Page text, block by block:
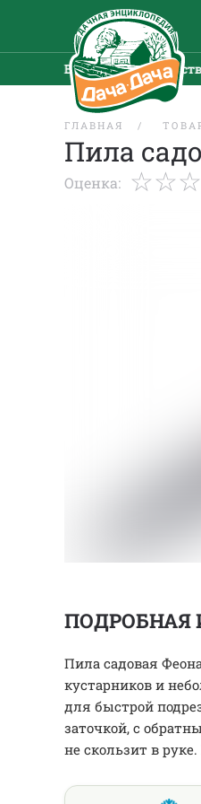
Все новости
ГЛАВНАЯ
Пила
Оценка:
Пила садовая
кустарников и
для быстрой
заточкой, с
не скользит в